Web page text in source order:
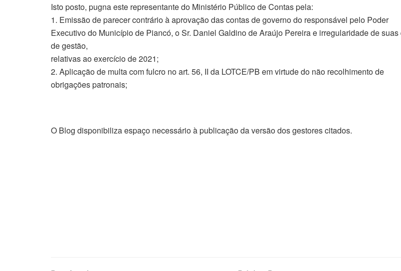
Isto posto, pugna este representante do Ministério Público de Contas pela:
1. Emissão de parecer contrário à aprovação das contas de governo do responsável pelo Poder
Executivo do Município de Piancó, o Sr. Daniel Galdino de Araújo Pereira e irregularidade de suas
de gestão,
relativas ao exercício de 2021;
2. Aplicação de multa com fulcro no art. 56, II da LOTCE/PB em virtude do não recolhimento de
obrigações patronais;
O Blog disponibiliza espaço necessário à publicação da versão dos gestores citados.